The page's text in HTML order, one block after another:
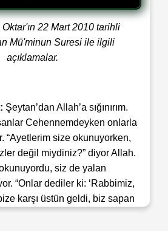
Oktar'ın 22 Mart 2010 tarihli
Mü'minun Suresi ile ilgili
açıklamalar.
Şeytan’dan Allah’a sığınırım.
Cehennemdeyken onlarla
“Ayetlerim size okunuyorken,
değil miydiniz?” diyor Allah.
siz de yalan
“Onlar dediler ki: ‘Rabbimiz,
karşı üstün geldi, biz sapan